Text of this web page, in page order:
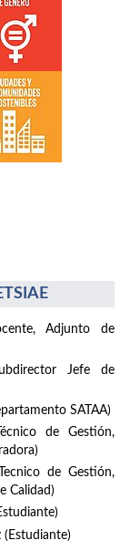
Adjunto de
Jefe de
SATAA)
de Gestión,
de Gestión,
Calidad)
(Estudiante)